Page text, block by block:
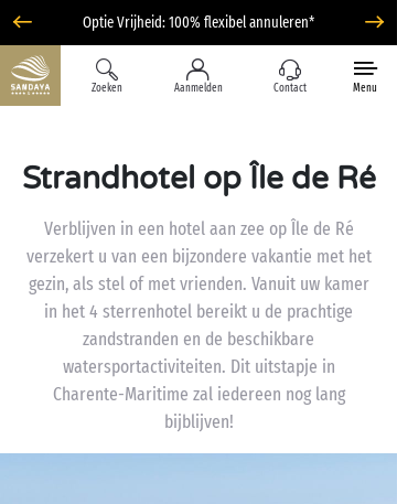
Optie Vrijheid: 100% flexibel annuleren*
Zoeken Aanmelden Contact Menu
Strandhotel op Île de Ré
Verblijven in een hotel aan zee op Île de Ré
verzekert u van een bijzondere vakantie met het
gezin, als stel of met vrienden. Vanuit uw kamer
in het 4 sterrenhotel bereikt u de prachtige
zandstranden en de beschikbare
watersportactiviteiten. Dit uitstapje in
Charente-Maritime zal iedereen nog lang
bijblijven!